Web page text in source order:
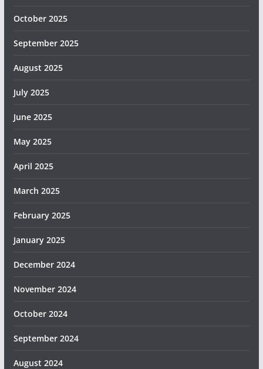
October 2025
September 2025
August 2025
July 2025
June 2025
May 2025
April 2025
March 2025
February 2025
January 2025
December 2024
November 2024
October 2024
September 2024
August 2024